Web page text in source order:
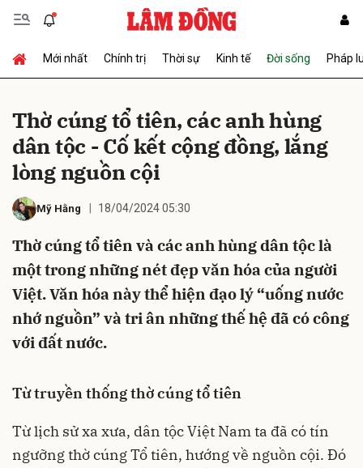
Mới nhất Chính trị Thời sự Kinh tế Đời sống Pháp
Thờ cúng tổ tiên, các anh hùng
dân tộc - Cố kết cộng đồng, lắng
lòng nguồn cội
Mỹ Hằng 18/04/2024 05:30
Thờ cúng tổ tiên và các anh hùng dân tộc là
một trong những nét đẹp văn hóa của người
Việt. Văn hóa này thể hiện đạo lý “uống nước
nhớ nguồn” và tri ân những thế hệ đã có công
với đất nước.
Từ truyền thống thờ cúng tổ tiên
Từ lịch sử xa xưa, dân tộc Việt Nam ta đã có tín
ngưỡng thờ cúng Tổ tiên, hướng về nguồn cội. Đó
Gửi bình luận
Hủy Gửi